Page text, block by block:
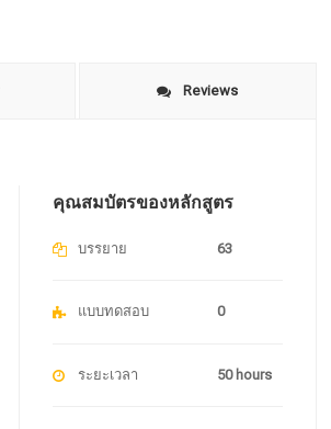
Reviews
คุณสมบัตรของหลักสูตร
บรรยาย 63
แบบทดสอบ 0
ระยะเวลา 50 hours